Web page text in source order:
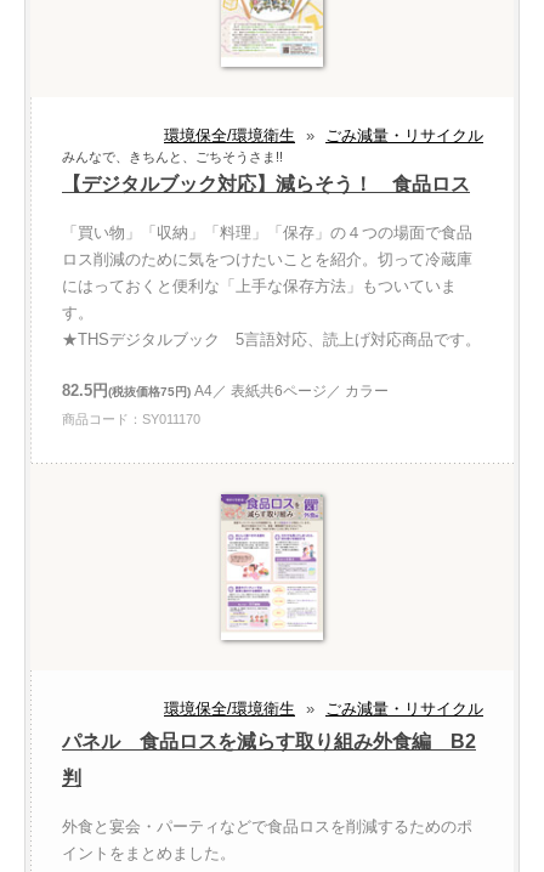
環境保全/環境衛生 » ごみ減量・リサイクル
みんなで、きちんと、ごちそうさま!!
【デジタルブック対応】減らそう！ 食品ロス
「買い物」「収納」「料理」「保存」の４つの場面で食品
ロス削減のために気をつけたいことを紹介。切って冷蔵庫
にはっておくと便利な「上手な保存方法」もついていま
す。
★THSデジタルブック 5言語対応、読上げ対応商品です。
82.5円(税抜価格75円) A4／ 表紙共6ページ／ カラー
商品コード：SY011170
環境保全/環境衛生 » ごみ減量・リサイクル
パネル 食品ロスを減らす取り組み外食編 B2
判
外食と宴会・パーティなどで食品ロスを削減するためのポ
イントをまとめました。